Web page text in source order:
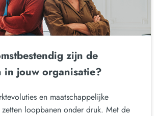
zijn de
in jouw organisatie?
en maatschappelijke
loopbanen onder druk. Met de